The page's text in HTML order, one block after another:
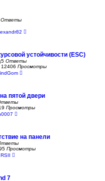
Ответы
устойчивости (ESC)
5 Ответы
12406 Просмотры
пятой двери
Просмотры
на панели
Просмотры
7